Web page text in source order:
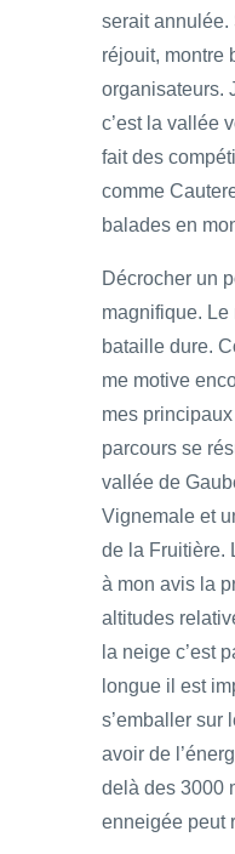
serait annulée.
réjouit, montre
organisateurs.
c’est la vallée
fait des
comme
balades en
Décrocher un
magnifique. Le
bataille dure.
me motive
mes
parcours se
vallée de
Vignemale et
de la Fruitière.
à mon avis la
altitudes
la neige c’est
longue il est
s’emballer sur
avoir de
delà des 3000
enneigée peut